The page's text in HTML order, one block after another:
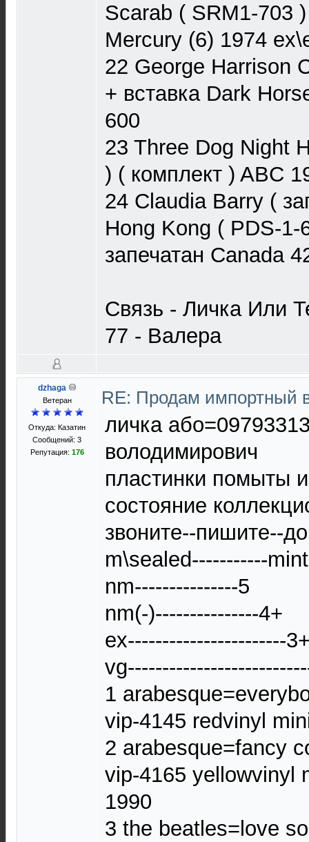
Scarab ( SRM1-703
Mercury (6) 1974
22 George Harrison
+ вставка Dark
600
23 Three Dog Night
) ( комплект ) ABC
24 Claudia Barry (
Hong Kong ( PDS-
запечатан Canada
Связь - Личка Или
77 - Валера
dzhaga
Ветеран
Откуда: Казатин
Сообщений: 3
Репутация: 176
RE: Продам импортный
личка
володимирович
пластинки помыты
состояние
звоните--пишите--
m\sealed-----------mint
nm---------------5
nm(-)---------------4+
ex-----------------------
1
vip-4145 redvinyl
2 arabesque=fancy
vip-4165 yellowvinyl
1990
3 the beatles=love